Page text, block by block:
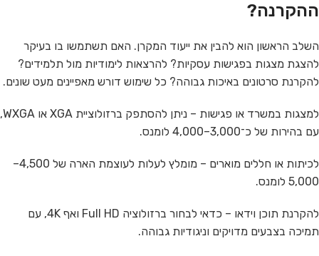
ההקרנה?
השלב הראשון הוא להבין את ייעוד המקרן. האם תשתמשו בו בעיקר
להצגת מצגות בפגישות עסקיות? להרצאות לימודיות מול תלמידים?
להקרנת סרטונים באיכות גבוהה? כל שימוש דורש מאפיינים מעט שונים.
למצגות במשרד או פגישות – ניתן להסתפק ברזולוציית XGA או WXGA,
עם בהירות של כ־3,000–4,000 לומנס.
לכיתות או חללים מוארים – מומלץ לעלות לעוצמת הארה של 4,500–
5,000 לומנס.
להקרנת תוכן וידאו – כדאי לבחור ברזולוציה Full HD ואף 4K, עם
תמיכה בצבעים מדויקים וניגודיות גבוהה.